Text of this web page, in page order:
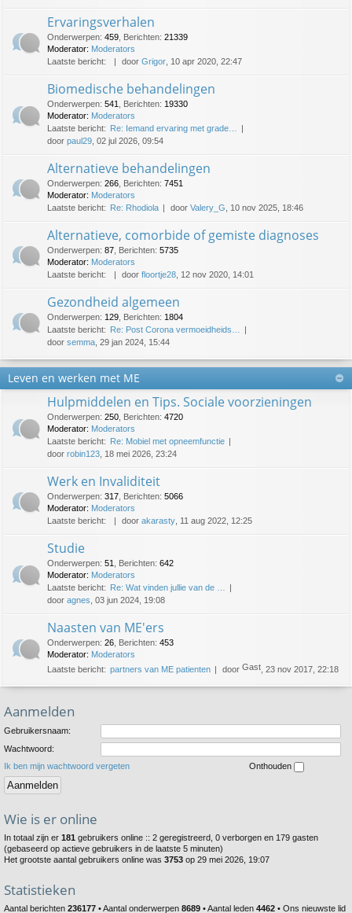
Ervaringsverhalen
Onderwerpen: 459 Berichten: 21339
Moderator: Moderators
Laatste bericht:
door Grigor , 10 apr 2020, 22:47
Biomedische behandelingen
Onderwerpen: 541 Berichten: 19330
Moderator: Moderators
Laatste bericht: Re: Iemand ervaring met grade…
door paul29 , 02 jul 2026, 09:54
Alternatieve behandelingen
Onderwerpen: 266 Berichten: 7451
Moderator: Moderators
Laatste bericht: Re: Rhodiola door Valery_G , 10 nov 2025, 18:46
Alternatieve, comorbide of gemiste diagnoses
Onderwerpen: 87 Berichten: 5735
Moderator: Moderators
Laatste bericht:
door floortje28 , 12 nov 2020, 14:01
Gezondheid algemeen
Onderwerpen: 129 Berichten: 1804
Laatste bericht: Re: Post Corona vermoeidheids…
door semma , 29 jan 2024, 15:44
Leven en werken met ME
Hulpmiddelen en Tips. Sociale voorzieningen
Onderwerpen: 250 Berichten: 4720
Moderator: Moderators
Laatste bericht: Re: Mobiel met opneemfunctie
door robin123 , 18 mei 2026, 23:24
Werk en Invaliditeit
Onderwerpen: 317 Berichten: 5066
Moderator: Moderators
Laatste bericht:
door akarasty , 11 aug 2022, 12:25
Studie
Onderwerpen: 51 Berichten: 642
Moderator: Moderators
Laatste bericht: Re: Wat vinden jullie van de …
door agnes , 03 jun 2024, 19:08
Naasten van ME'ers
Onderwerpen: 26 Berichten: 453
Moderator: Moderators
Laatste bericht: partners van ME patienten door Gast , 23 nov 2017, 22:18
Aanmelden
Gebruikersnaam:
Wachtwoord:
Ik ben mijn wachtwoord vergeten
Onthouden
Wie is er online
In totaal zijn er 181 gebruikers online :: 2 geregistreerd, 0 verborgen en 179 gasten
(gebaseerd op actieve gebruikers in de laatste 5 minuten)
Het grootste aantal gebruikers online was 3753 op 29 mei 2026, 19:07
Statistieken
Aantal berichten 236177 • Aantal onderwerpen 8689 • Aantal leden 4462 • Ons nieuwste lid